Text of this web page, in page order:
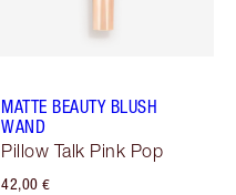
MATTE BEAUTY BLUSH
WAND
Pillow Talk Pink Pop
42,00 €